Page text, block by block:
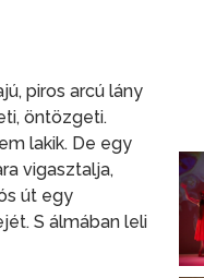
piros arcú lány
öntözgeti.
lakik. De egy
vigasztalja,
út egy
S álmában leli